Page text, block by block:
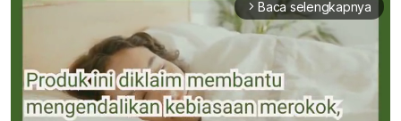
arrow_forward_ios Baca selengkapnya